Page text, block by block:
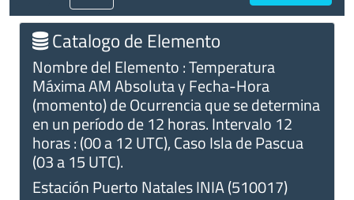
Catalogo de Elemento
Nombre del Elemento : Temperatura
Máxima AM Absoluta y Fecha-Hora
(momento) de Ocurrencia que se determina
en un período de 12 horas. Intervalo 12
horas : (00 a 12 UTC), Caso Isla de Pascua
(03 a 15 UTC).
Estación Puerto Natales INIA (510017)